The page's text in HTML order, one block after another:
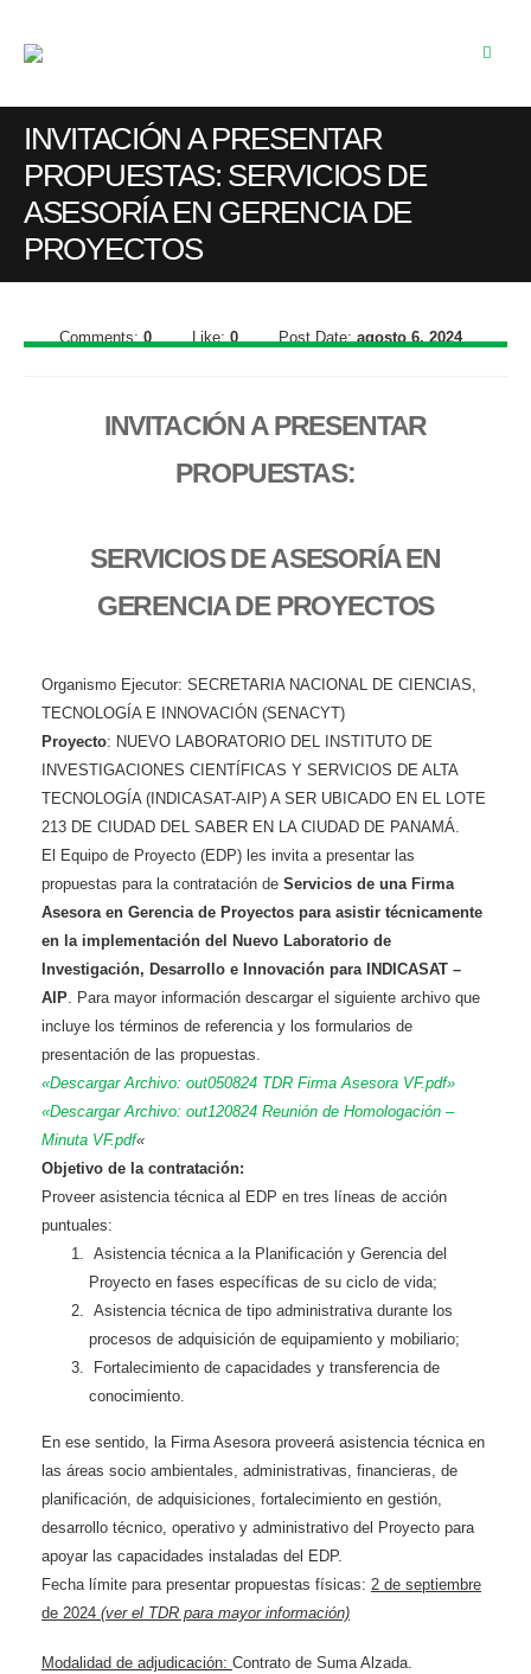
INVITACIÓN A PRESENTAR
PROPUESTAS: SERVICIOS DE
ASESORÍA EN GERENCIA DE
PROYECTOS
Comments:0 Like:0 Post Date:agosto 6, 2024
INVITACIÓN A PRESENTAR
PROPUESTAS:
SERVICIOS DE ASESORÍA EN
GERENCIA DE PROYECTOS
Organismo Ejecutor: SECRETARIA NACIONAL DE CIENCIAS,
TECNOLOGÍA E INNOVACIÓN (SENACYT)
Proyecto: NUEVO LABORATORIO DEL INSTITUTO DE
INVESTIGACIONES CIENTÍFICAS Y SERVICIOS DE ALTA
TECNOLOGÍA (INDICASAT-AIP) A SER UBICADO EN EL LOTE
213 DE CIUDAD DEL SABER EN LA CIUDAD DE PANAMÁ.
El Equipo de Proyecto (EDP) les invita a presentar las
propuestas para la contratación de Servicios de una Firma
Asesora en Gerencia de Proyectos para asistir técnicamente
en la implementación del Nuevo Laboratorio de
Investigación, Desarrollo e Innovación para INDICASAT –
AIP . Para mayor información descargar el siguiente archivo que
incluye los términos de referencia y los formularios de
presentación de las propuestas.
«Descargar Archivo: out050824 TDR Firma Asesora VF.pdf»
«Descargar Archivo: out120824 Reunión de Homologación –
Minuta VF.pdf«
Objetivo de la contratación:
Proveer asistencia técnica al EDP en tres líneas de acción
puntuales:
Asistencia técnica a la Planificación y Gerencia del
Proyecto en fases específicas de su ciclo de vida;
Asistencia técnica de tipo administrativa durante los
procesos de adquisición de equipamiento y mobiliario;
Fortalecimiento de capacidades y transferencia de
conocimiento.
En ese sentido, la Firma Asesora proveerá asistencia técnica en
las áreas socio ambientales, administrativas, financieras, de
planificación, de adquisiciones, fortalecimiento en gestión,
desarrollo técnico, operativo y administrativo del Proyecto para
apoyar las capacidades instaladas del EDP.
Fecha límite para presentar propuestas físicas: 2 de septiembre
de 2024 (ver el TDR para mayor información)
Modalidad de adjudicación: Contrato de Suma Alzada.